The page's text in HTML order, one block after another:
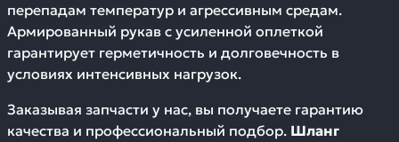
перепадам температур и агрессивным средам.
Армированный рукав с усиленной оплеткой
гарантирует герметичность и долговечность в
условиях интенсивных нагрузок.
Заказывая запчасти у нас, вы получаете гарантию
качества и профессиональный подбор. Шланг